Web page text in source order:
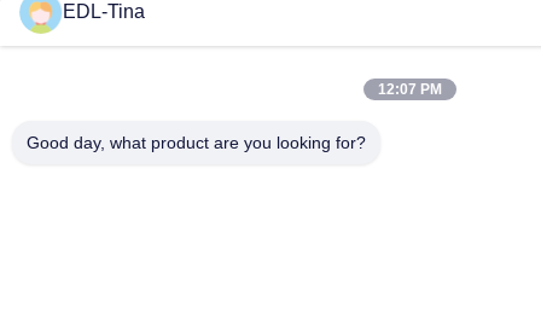
EDL-Tina
12:07 PM
Good day, what product are you looking for?